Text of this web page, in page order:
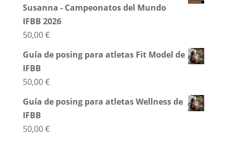
Susanna - Campeonatos del Mundo
IFBB 2026
50,00€
Guía de posing para atletas Fit Model de
IFBB
50,00€
Guía de posing para atletas Wellness de
IFBB
50,00€